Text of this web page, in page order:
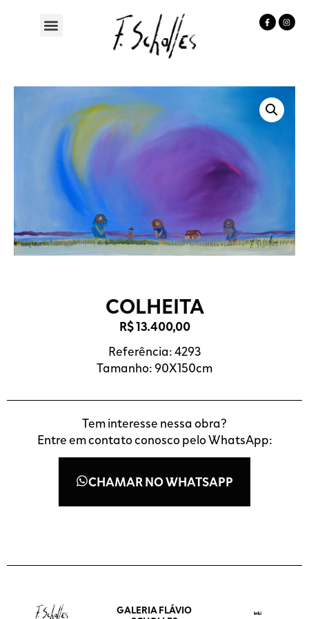
COLHEITA
R$13.400,00
Referência: 4293
Tamanho: 90X150cm
Tem interesse nessa obra?
Entre em contato conosco pelo WhatsApp:
CHAMAR NO WHATSAPP
GALERIA FLÁVIO